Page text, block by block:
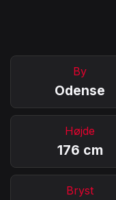
By
Odense
Højde
176 cm
Bryst